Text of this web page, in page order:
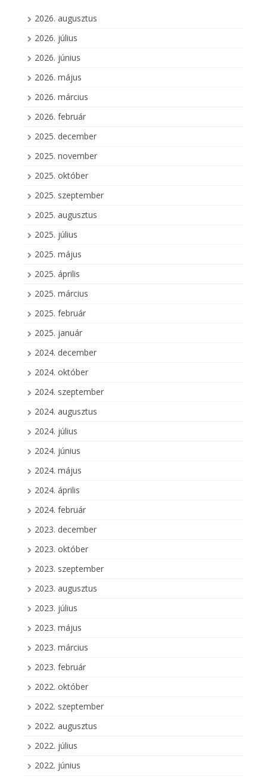
2026. augusztus
2026. július
2026. június
2026. május
2026. március
2026. február
2025. december
2025. november
2025. október
2025. szeptember
2025. augusztus
2025. július
2025. május
2025. április
2025. március
2025. február
2025. január
2024. december
2024. október
2024. szeptember
2024. augusztus
2024. július
2024. június
2024. május
2024. április
2024. február
2023. december
2023. október
2023. szeptember
2023. augusztus
2023. július
2023. május
2023. március
2023. február
2022. október
2022. szeptember
2022. augusztus
2022. július
2022. június